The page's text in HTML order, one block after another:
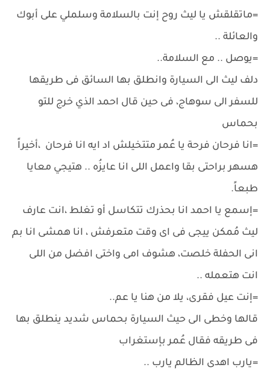
=ماتقلقش يا ليث روح إنت بالسلامة وسلملي على أبوك
والعائلة ..
=يوصل .. مع السلامة..
دلف ليث الى السيارة وانطلق بها السائق فى طريقها
للسفر الى سوهاج، فى حين قال احمد الذي خرج للتو
بحماس
=انا فرحان فرحة يا عُمر متتخيلش اد ايه انا فرحان ،أخيراً
هسهر براحتى بقا واعمل اللى انا عايزُه .. هتيجي معايا
طبعاً.
=إسمع يا احمد انا بحذرك تتكاسل أو تغلط ،انت عارف
ليث مُمكن ييجى فى اى وقت متعرفش ، انا همشى انا بم
انى الحفلة خلصت، هشوف امى واختى افضل من اللى
انت هتعمله ..
=إنت عيل فقرى، يلا من هنا يا عم..
قالها وخطى الى حيث السيارة بحماس شديد ينطلق بها
فى طريقه فقال عُمر بإستغراب
=يارب اهدى الظالم يارب ..